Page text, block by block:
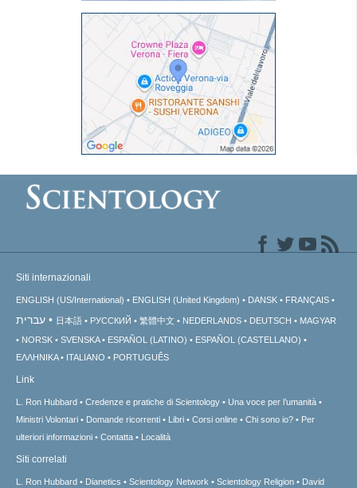
Siti internazionali
ENGLISH (US/International) ENGLISH (United Kingdom) DANSK FRANÇAIS
עברית 日本語 РУССКИЙ 繁體中文 NEDERLANDS DEUTSCH
MAGYAR
NORSK
SVENSKA ESPAÑOL (LATINO)
ESPAÑOL (CASTELLANO)
ΕΛΛΗΝΙΚA
ITALIANO PORTUGUÊS
Link
L. Ron Hubbard Credenze e pratiche di Scientology
Una voce per l’umanità
Ministri Volontari
Domande ricorrenti Libri Corsi online Chi sono io?
Per
ulteriori informazioni
Contatta Località
Siti correlati
L. Ron Hubbard Dianetics Scientology Network Scientology Religion David